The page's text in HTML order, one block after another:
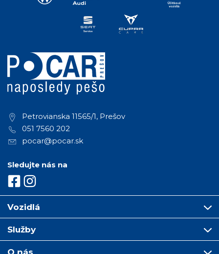
Petrovianska 11565/1, Prešov
051 7560 202
pocar@pocar.sk
Sledujte nás na
Vozidlá
Služby
O nás